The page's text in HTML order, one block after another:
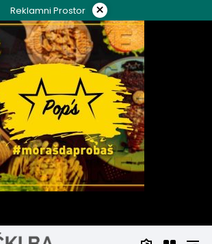
Reklamni Prostor ×